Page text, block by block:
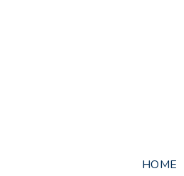
HOME